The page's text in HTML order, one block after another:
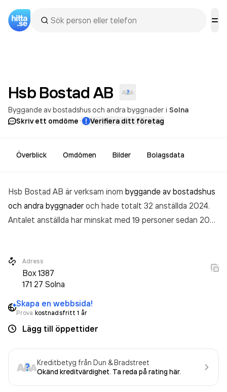
Hsb Bostad AB
Byggande av bostadshus och andra byggnader i Solna
Skriv ett omdöme· Verifiera ditt företag
Överblick Omdömen Bilder Bolagsdata
Hsb Bostad AB är verksam inom byggande av bostadshus
och andra byggnaderoch hade totalt 32 anställda 2024.
Antalet anställda har minskat med 19 personer sedan 2023
omsatte 481 324 000,00 kr
(2024).
Adress
Box1387
171 27 Solna
Skapa en webbsida!
Prova kostnadsfritt 1 år
Lägg till öppettider
Kreditbetyg från Dun & Bradstreet
Okänd kreditvärdighet. Ta reda på rating här.